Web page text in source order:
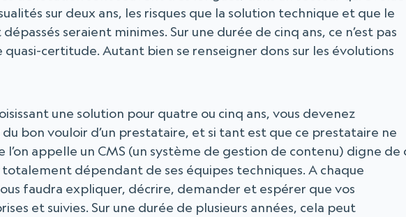
sur deux ans, les risques que la solution technique et que le
seraient minimes. Sur une durée de cinq ans, ce n’est pas
quasi-certitude. Autant bien se renseigner dons sur les évolutions
une solution pour quatre ou cinq ans, vous devenez
bon vouloir d’un prestataire, et si tant est que ce prestataire ne
l’on appelle un CMS (un système de gestion de contenu) digne de
dépendant de ses équipes techniques. A chaque
faudra expliquer, décrire, demander et espérer que vos
et suivies. Sur une durée de plusieurs années, cela peut